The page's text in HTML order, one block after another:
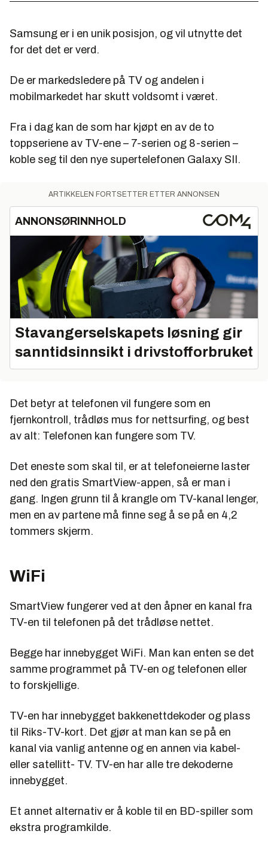
Samsung er i en unik posisjon, og vil utnytte det
for det det er verd.
De er markedsledere på TV og andelen i
mobilmarkedet har skutt voldsomt i været.
Fra i dag kan de som har kjøpt en av de to
toppseriene av TV-ene – 7-serien og 8-serien –
koble seg til den nye supertelefonen Galaxy SII.
ARTIKKELEN FORTSETTER ETTER ANNONSEN
ANNONSØRINNHOLD
Stavangerselskapets løsning gir
sanntidsinnsikt i drivstofforbruket
Det betyr at telefonen vil fungere som en
fjernkontroll, trådløs mus for nettsurfing, og best
av alt: Telefonen kan fungere som TV.
Det eneste som skal til, er at telefoneierne laster
ned den gratis SmartView-appen, så er man i
gang. Ingen grunn til å krangle om TV-kanal lenger,
men en av partene må finne seg å se på en 4,2
tommers skjerm.
WiFi
SmartView fungerer ved at den åpner en kanal fra
TV-en til telefonen på det trådløse nettet.
Begge har innebygget WiFi. Man kan enten se det
samme programmet på TV-en og telefonen eller
to forskjellige.
TV-en har innebygget bakkenettdekoder og plass
til Riks-TV-kort. Det gjør at man kan se på en
kanal via vanlig antenne og en annen via kabel-
eller satellitt- TV. TV-en har alle tre dekoderne
innebygget.
Et annet alternativ er å koble til en BD-spiller som
ekstra programkilde.